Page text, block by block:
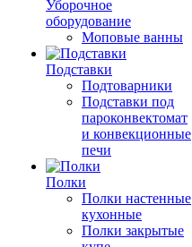
Уборочное
оборудование
Моповые ванны
Подставки
Подтоварники
Подставки под
пароконвектомат
и конвекционные
печи
Полки
Полки настенные
кухонные
Полки закрытые